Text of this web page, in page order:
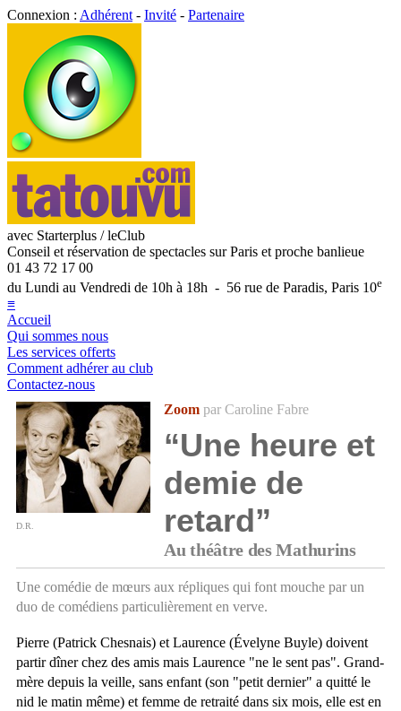
Connexion : Adhérent - Invité - Partenaire
avec Starterplus / leClub
Conseil et réservation de spectacles sur Paris et proche banlieue
01 43 72 17 00
du Lundi au Vendredi de 10h à 18h - 56 rue de Paradis, Paris 10e
≡
Accueil
Qui sommes nous
Les services offerts
Comment adhérer au club
Contactez-nous
D.R.
Zoom par Caroline Fabre
“Une heure et
demie de
retard”
Au théâtre des Mathurins
Une comédie de mœurs aux répliques qui font mouche par un
duo de comédiens particulièrement en verve.
Pierre (Patrick Chesnais) et Laurence (Évelyne Buyle) doivent
partir dîner chez des amis mais Laurence "ne le sent pas". Grand-
mère depuis la veille, sans enfant (son "petit dernier" a quitté le
nid le matin même) et femme de retraité dans six mois, elle est en